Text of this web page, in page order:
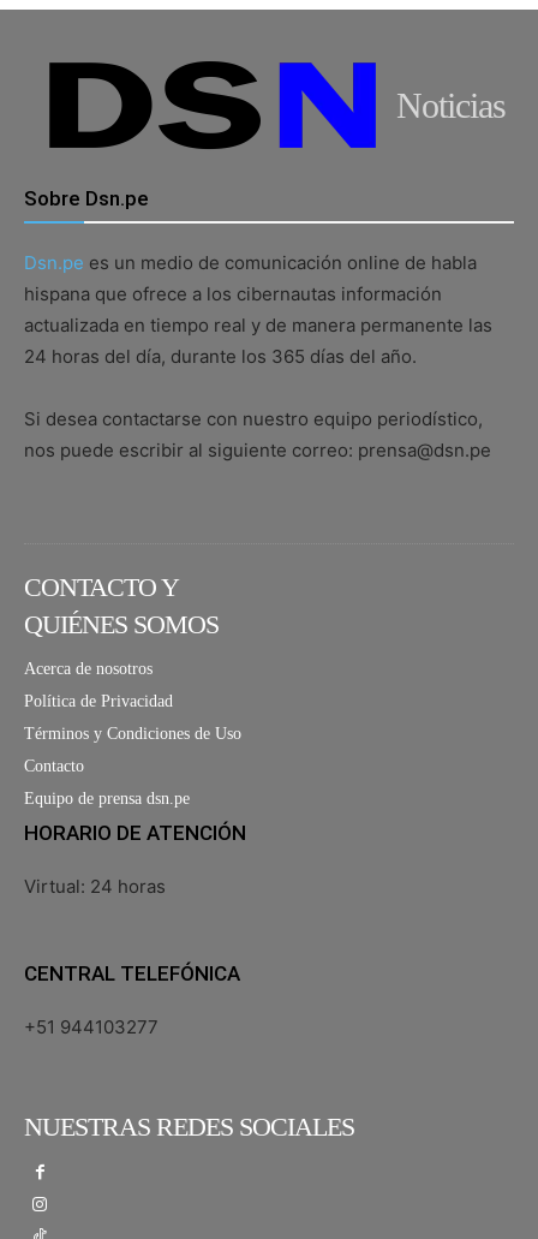
Noticias
Sobre Dsn.pe
Dsn.pe es un medio de comunicación online de habla
hispana que ofrece a los cibernautas información
actualizada en tiempo real y de manera permanente las
24 horas del día, durante los 365 días del año.
Si desea contactarse con nuestro equipo periodístico,
nos puede escribir al siguiente correo: prensa@dsn.pe
CONTACTO Y
QUIÉNES SOMOS
Acerca de nosotros
Política de Privacidad
Términos y Condiciones de Uso
Contacto
Equipo de prensa dsn.pe
HORARIO DE ATENCIÓN
Virtual: 24 horas
CENTRAL TELEFÓNICA
+51 944103277
NUESTRAS REDES SOCIALES